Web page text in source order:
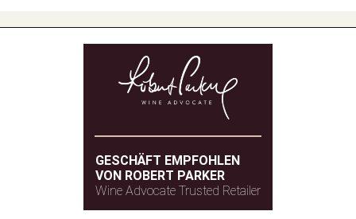
GESCHÄFT EMPFOHLEN
VON ROBERT PARKER
Wine Advocate Trusted Retailer